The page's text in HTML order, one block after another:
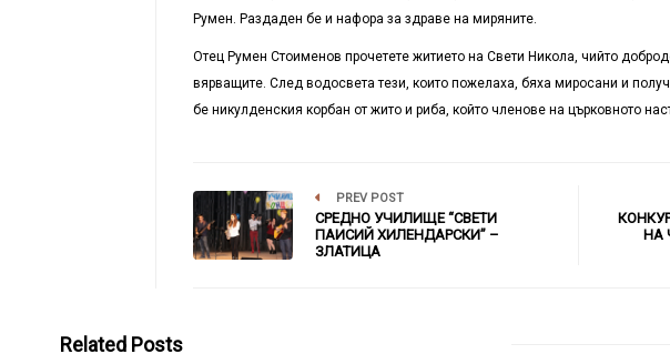
Румен. Раздаден бе и нафора за здраве на миряните.
Отец Румен Стоименов прочетете житието на Свети Никола, чийто
вярващите. След водосвета тези, които пожелаха, бяха миросани и
бе никулденския корбан от жито и риба, който членове на църковното
PREV POST
СРЕДНО УЧИЛИЩЕ “СВЕТИ
ПАИСИЙ ХИЛЕНДАРСКИ” –
ЗЛАТИЦА
НА
Related Posts